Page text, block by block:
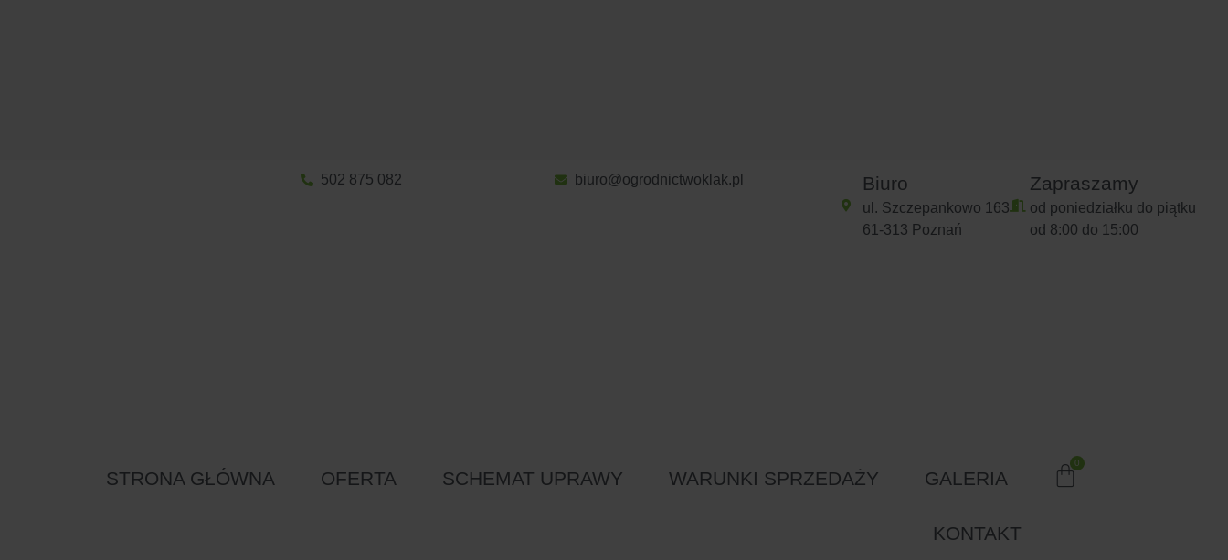
502 875 082 biuro@ogrodnictwoklak.pl Biuro
ul. Szczepankowo 163
61-313 Poznań
Zapraszamy
od poniedziałku do piątku
od 8:00 do 15:00
STRONA GŁÓWNA OFERTA SCHEMAT UPRAWY WARUNKI SPRZEDAŻY GALERIA
KONTAKT